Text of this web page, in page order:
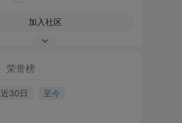
加入社区
荣誉榜
近30日 至今